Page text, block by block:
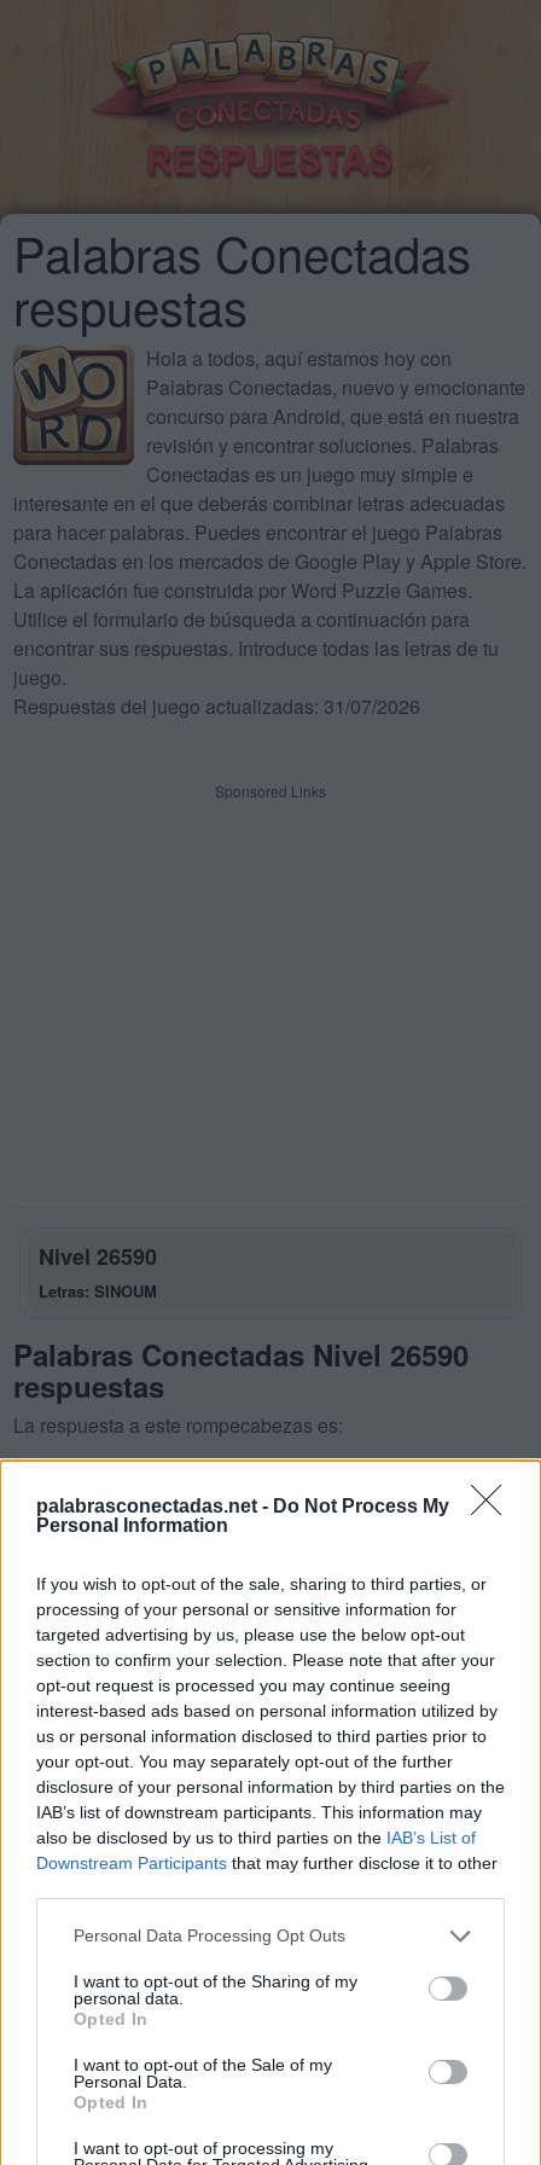
palabrasconectadas.net - Do Not Process My
Personal Information
If you wish to opt-out of the sale, sharing to third parties, or
processing of your personal or sensitive information for
targeted advertising by us, please use the below opt-out
section to confirm your selection. Please note that after your
opt-out request is processed you may continue seeing
interest-based ads based on personal information utilized by
us or personal information disclosed to third parties prior to
your opt-out. You may separately opt-out of the further
disclosure of your personal information by third parties on the
IAB’s list of downstream participants. This information may
also be disclosed by us to third parties on the IAB’s List of
Downstream Participants that may further disclose it to other
Personal Data Processing Opt Outs
I want to opt-out of the Sharing of my
personal data.
Opted In
I want to opt-out of the Sale of my
Personal Data.
Opted In
I want to opt-out of processing my
Palabras Conectadas
respuestas
Hola a todos, aquí estamos hoy con
Palabras Conectadas, nuevo y emocionante
concurso para Android, que está en nuestra
revisión y encontrar soluciones. Palabras
Conectadas es un juego muy simple e
interesante en el que deberás combinar letras adecuadas
para hacer palabras. Puedes encontrar el juego Palabras
Conectadas en los mercados de Google Play y Apple Store.
La aplicación fue construida por Word Puzzle Games.
Utilice el formulario de búsqueda a continuación para
encontrar sus respuestas. Introduce todas las letras de tu
juego.
Respuestas del juego actualizadas: 31/07/2026
Sponsored Links
Nivel 26590
Letras: SINOUM
Palabras Conectadas Nivel 26590
respuestas
La respuesta a este rompecabezas es:
S
O
N
M
I N
O
S
U M
O
U
N I M O
S
Palabras extra:
N
O
S
U
S
O
S
I N
O
I
N S U M
O
I
S
BUSCAR MÁS